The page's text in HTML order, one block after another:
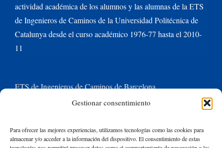
Gestionar consentimiento
Para ofrecer las mejores experiencias, utilizamos tecnologías como las cookies para
almacenar y/o acceder a la información del dispositivo. El consentimiento de estas
actividad académica de los alumnos y las alumnas de la ETS
de Ingenieros de Caminos de la Universidad Politécnica de
Catalunya desde el curso académico 1976-77 hasta el 2010-
11
ETS de Ingenieros de Caminos de Barcelona
Universitat Politècnica de Catalunya BarcelonaTech